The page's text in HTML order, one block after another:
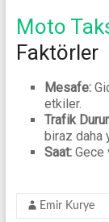
Moto
Faktörler
Mesafe:
etkiler.
Trafik
biraz daha
Saat:Gece
Emir Kurye